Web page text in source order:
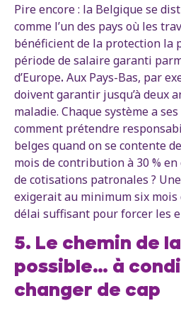
Pire encore : la Belgique se
comme l’un des pays où les
bénéficient de la protection la
période de salaire garanti
d’Europe. Aux Pays-Bas, par
doivent garantir jusqu’à deux
maladie. Chaque système a
comment prétendre
belges quand on se contente
mois de contribution à 30 %
de cotisations patronales ?
exigerait au minimum six
délai suffisant pour forcer les
5. Le chemin de
possible… à
changer de cap